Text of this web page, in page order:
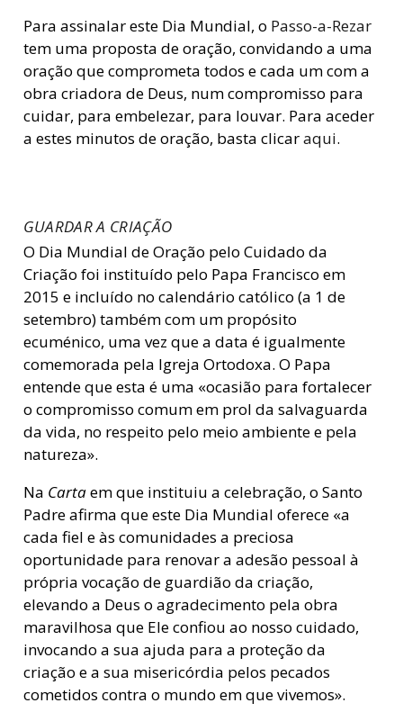
Para assinalar este Dia Mundial, o Passo-a-Rezar
tem uma proposta de oração, convidando a uma
oração que comprometa todos e cada um com a
obra criadora de Deus, num compromisso para
cuidar, para embelezar, para louvar. Para aceder
a estes minutos de oração, basta clicaraqui.
GUARDAR A CRIAÇÃO
O Dia Mundial de Oração pelo Cuidado da
Criação foi instituído pelo Papa Francisco em
2015 e incluído no calendário católico (a 1 de
setembro) também com um propósito
ecuménico, uma vez que a data é igualmente
comemorada pela Igreja Ortodoxa. O Papa
entende que esta é uma «ocasião para fortalecer
o compromisso comum em prol da salvaguarda
da vida, no respeito pelo meio ambiente e pela
natureza».
Na Cartaem que instituiu a celebração, o Santo
Padre afirma que este Dia Mundial oferece «a
cada fiel e às comunidades a preciosa
oportunidade para renovar a adesão pessoal à
própria vocação de guardião da criação,
elevando a Deus o agradecimento pela obra
maravilhosa que Ele confiou ao nosso cuidado,
invocando a sua ajuda para a proteção da
criação e a sua misericórdia pelos pecados
cometidos contra o mundo em que vivemos».